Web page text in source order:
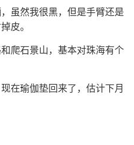
虽然我很黑，但是手臂还是
皮。
爬石景山，基本对珠海有个
在瑜伽垫回来了，估计下月